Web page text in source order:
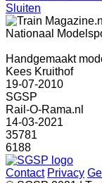
Sluiten
Nationaal
Handgemaakt
Kees Kruithof
19-07-2010
SGSP
Rail-O-Rama.nl
14-03-2021
35781
6188
Contact Privacy